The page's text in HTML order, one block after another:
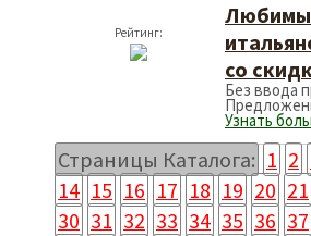
Рейтинг:
со
Без ввода
Узнать
Страницы Каталога: 1 2
14 15 16 17 18 19 20 21
30 31 32 33 34 35 36 37